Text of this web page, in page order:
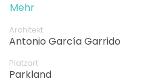
Lago restaurant, a benchmark
gastronomy.
Mehr
Architekt
Antonio García Garrido
Platzart
Parkland